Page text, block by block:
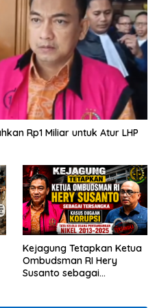
Rp1 Miliar untuk Atur LHP
Kejagung Tetapkan Ketua
Ombudsman RI Hery
Susanto sebagai